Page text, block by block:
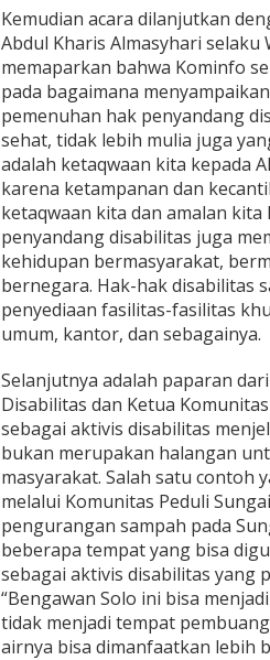
Kemudian acara dilanjutkan
Abdul Kharis Almasyhari selaku
memaparkan bahwa Kominfo
pada bagaimana
pemenuhan hak penyandang
sehat, tidak lebih mulia juga
adalah ketaqwaan kita kepada
karena ketampanan dan
ketaqwaan kita dan amalan kita
penyandang disabilitas juga
kehidupan bermasyarakat,
bernegara. Hak-hak disabilitas
penyediaan fasilitas-fasilitas
umum, kantor, dan sebagainya.
Selanjutnya adalah paparan
Disabilitas dan Ketua
sebagai aktivis disabilitas
bukan merupakan halangan
masyarakat. Salah satu contoh
melalui Komunitas Peduli
pengurangan sampah pada
beberapa tempat yang bisa
sebagai aktivis disabilitas yang
“Bengawan Solo ini bisa
tidak menjadi tempat
airnya bisa dimanfaatkan lebih